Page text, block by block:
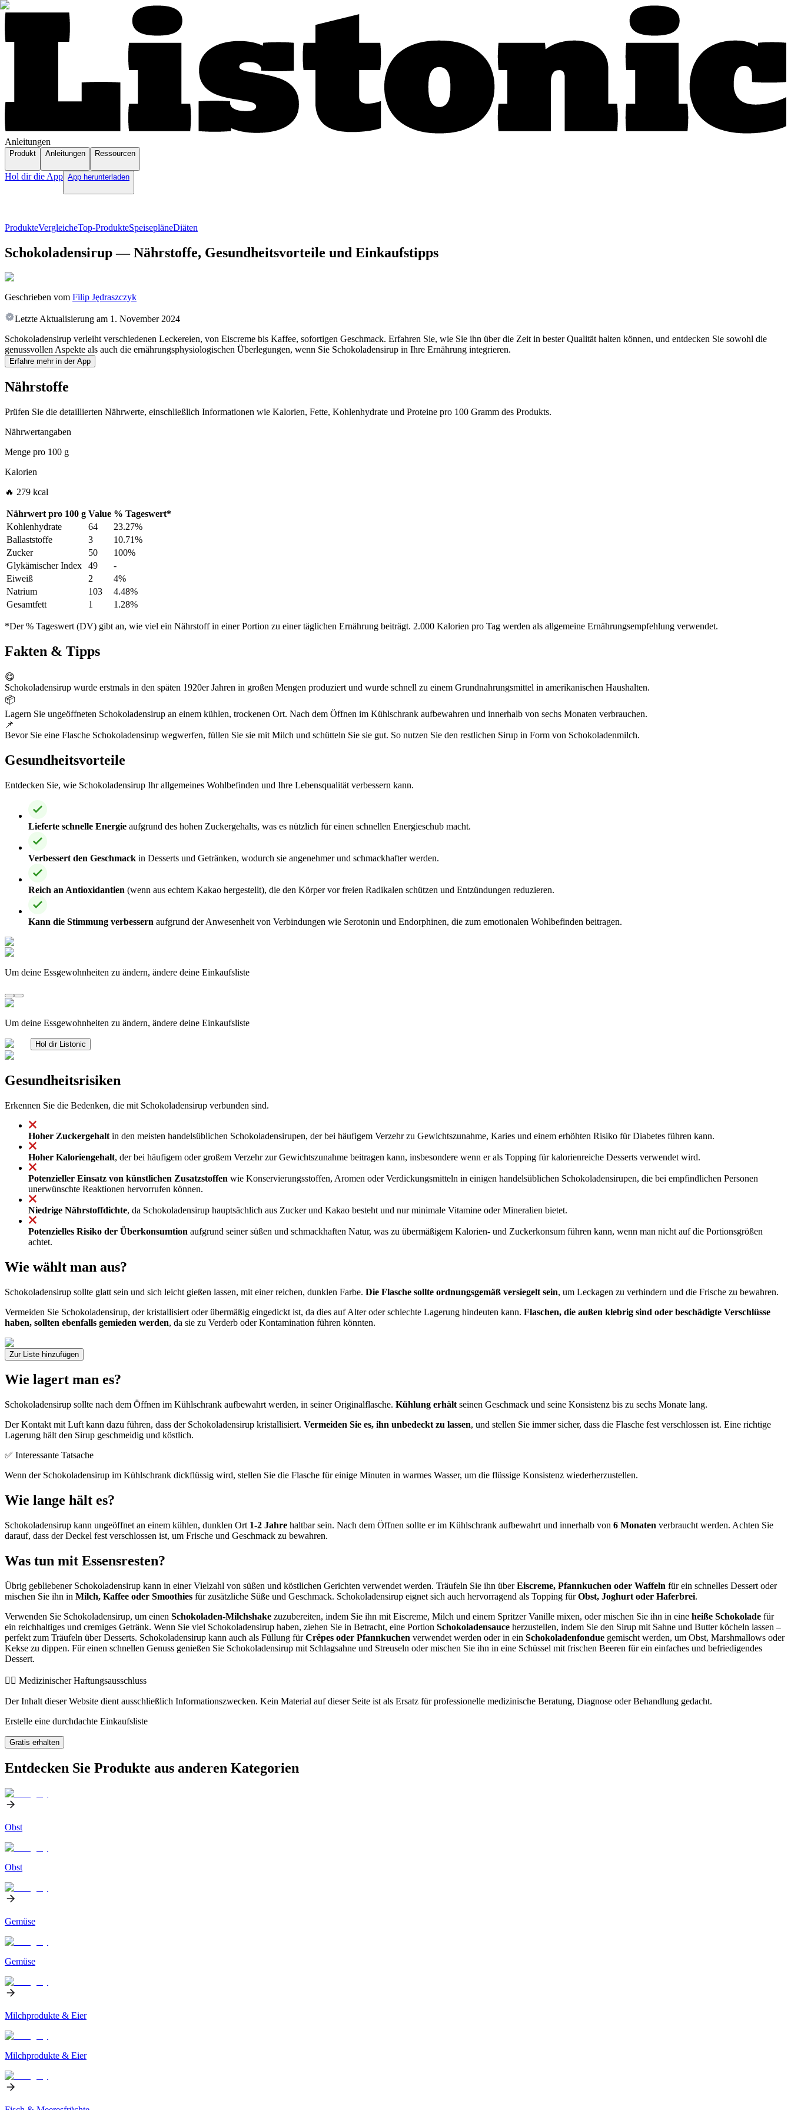
Anleitungen
Produkt Anleitungen Ressourcen
Hol dir die App App herunterladen
ProdukteVergleicheTop-ProdukteSpeisepläneDiäten
Schokoladensirup — Nährstoffe, Gesundheitsvorteile und Einkaufstipps
Geschrieben vom Filip Jędraszczyk
Letzte Aktualisierung am 1. November 2024
Schokoladensirup verleiht verschiedenen Leckereien, von Eiscreme bis Kaffee, sofortigen Geschmack. Erfahren Sie, wie Sie ihn über die Zeit in bester Qualität halten können, und entdecken Sie sowohl die
genussvollen Aspekte als auch die ernährungsphysiologischen Überlegungen, wenn Sie Schokoladensirup in Ihre Ernährung integrieren.
Erfahre mehr in der App
Nährstoffe
Prüfen Sie die detaillierten Nährwerte, einschließlich Informationen wie Kalorien, Fette, Kohlenhydrate und Proteine pro 100 Gramm des Produkts.
Nährwertangaben
Menge pro 100 g
Kalorien
🔥 279 kcal
Nährwert pro 100 g Value % Tageswert*
Kohlenhydrate
64
23.27%
Ballaststoffe
3
10.71%
Zucker
50
100%
Glykämischer Index
49
-
Eiweiß
2
4%
Natrium
103
4.48%
Gesamtfett
1 1.28%
*Der % Tageswert (DV) gibt an, wie viel ein Nährstoff in einer Portion zu einer täglichen Ernährung beiträgt. 2.000 Kalorien pro Tag werden als allgemeine Ernährungsempfehlung verwendet.
Fakten & Tipps
😋
Schokoladensirup wurde erstmals in den späten 1920er Jahren in großen Mengen produziert und wurde schnell zu einem Grundnahrungsmittel in amerikanischen Haushalten.
📦
Lagern Sie ungeöffneten Schokoladensirup an einem kühlen, trockenen Ort. Nach dem Öffnen im Kühlschrank aufbewahren und innerhalb von sechs Monaten verbrauchen.
📌
Bevor Sie eine Flasche Schokoladensirup wegwerfen, füllen Sie sie mit Milch und schütteln Sie sie gut. So nutzen Sie den restlichen Sirup in Form von Schokoladenmilch.
Gesundheitsvorteile
Entdecken Sie, wie Schokoladensirup Ihr allgemeines Wohlbefinden und Ihre Lebensqualität verbessern kann.
Lieferte schnelle Energie aufgrund des hohen Zuckergehalts, was es nützlich für einen schnellen Energieschub macht.
Verbessert den Geschmack in Desserts und Getränken, wodurch sie angenehmer und schmackhafter werden.
Reich an Antioxidantien (wenn aus echtem Kakao hergestellt), die den Körper vor freien Radikalen schützen und Entzündungen reduzieren.
Kann die Stimmung verbessern aufgrund der Anwesenheit von Verbindungen wie Serotonin und Endorphinen, die zum emotionalen Wohlbefinden beitragen.
Um deine Essgewohnheiten zu ändern, ändere deine Einkaufsliste
Um deine Essgewohnheiten zu ändern, ändere deine Einkaufsliste
Hol dir Listonic
Gesundheitsrisiken
Erkennen Sie die Bedenken, die mit Schokoladensirup verbunden sind.
Hoher Zuckergehalt in den meisten handelsüblichen Schokoladensirupen, der bei häufigem Verzehr zu Gewichtszunahme, Karies und einem erhöhten Risiko für Diabetes führen kann.
Hoher Kaloriengehalt, der bei häufigem oder großem Verzehr zur Gewichtszunahme beitragen kann, insbesondere wenn er als Topping für kalorienreiche Desserts verwendet wird.
Potenzieller Einsatz von künstlichen Zusatzstoffen wie Konservierungsstoffen, Aromen oder Verdickungsmitteln in einigen handelsüblichen Schokoladensirupen, die bei empfindlichen Personen
unerwünschte Reaktionen hervorrufen können.
Niedrige Nährstoffdichte, da Schokoladensirup hauptsächlich aus Zucker und Kakao besteht und nur minimale Vitamine oder Mineralien bietet.
Potenzielles Risiko der Überkonsumtion aufgrund seiner süßen und schmackhaften Natur, was zu übermäßigem Kalorien- und Zuckerkonsum führen kann, wenn man nicht auf die Portionsgrößen
achtet.
Wie wählt man aus?
Schokoladensirup sollte glatt sein und sich leicht gießen lassen, mit einer reichen, dunklen Farbe. Die Flasche sollte ordnungsgemäß versiegelt sein, um Leckagen zu verhindern und die Frische zu bewahren.
Vermeiden Sie Schokoladensirup, der kristallisiert oder übermäßig eingedickt ist, da dies auf Alter oder schlechte Lagerung hindeuten kann. Flaschen, die außen klebrig sind oder beschädigte Verschlüsse
haben, sollten ebenfalls gemieden werden, da sie zu Verderb oder Kontamination führen könnten.
Zur Liste hinzufügen
Wie lagert man es?
Schokoladensirup sollte nach dem Öffnen im Kühlschrank aufbewahrt werden, in seiner Originalflasche. Kühlung erhält seinen Geschmack und seine Konsistenz bis zu sechs Monate lang.
Der Kontakt mit Luft kann dazu führen, dass der Schokoladensirup kristallisiert. Vermeiden Sie es, ihn unbedeckt zu lassen, und stellen Sie immer sicher, dass die Flasche fest verschlossen ist. Eine richtige
Lagerung hält den Sirup geschmeidig und köstlich.
✅ Interessante Tatsache
Wenn der Schokoladensirup im Kühlschrank dickflüssig wird, stellen Sie die Flasche für einige Minuten in warmes Wasser, um die flüssige Konsistenz wiederherzustellen.
Wie lange hält es?
Schokoladensirup kann ungeöffnet an einem kühlen, dunklen Ort 1-2 Jahre haltbar sein. Nach dem Öffnen sollte er im Kühlschrank aufbewahrt und innerhalb von 6 Monaten verbraucht werden. Achten Sie
darauf, dass der Deckel fest verschlossen ist, um Frische und Geschmack zu bewahren.
Was tun mit Essensresten?
Übrig gebliebener Schokoladensirup kann in einer Vielzahl von süßen und köstlichen Gerichten verwendet werden. Träufeln Sie ihn überEiscreme, Pfannkuchen oder Waffeln für ein schnelles Dessert oder
mischen Sie ihn in Milch, Kaffee oder Smoothies für zusätzliche Süße und Geschmack. Schokoladensirup eignet sich auch hervorragend als Topping fürObst, Joghurt oder Haferbrei.
Verwenden Sie Schokoladensirup, um einen Schokoladen-Milchshake zuzubereiten, indem Sie ihn mit Eiscreme, Milch und einem Spritzer Vanille mixen, oder mischen Sie ihn in eine heiße Schokolade für
ein reichhaltiges und cremiges Getränk. Wenn Sie viel Schokoladensirup haben, ziehen Sie in Betracht, eine Portion Schokoladensauce herzustellen, indem Sie den Sirup mit Sahne und Butter köcheln lassen –
perfekt zum Träufeln über Desserts. Schokoladensirup kann auch als Füllung fürCrêpes oder Pfannkuchen verwendet werden oder in ein Schokoladenfondue gemischt werden, um Obst, Marshmallows oder
Kekse zu dippen. Für einen schnellen Genuss genießen Sie Schokoladensirup mit Schlagsahne und Streuseln oder mischen Sie ihn in eine Schüssel mit frischen Beeren für ein einfaches und befriedigendes
Dessert.
👨‍⚕️️ Medizinischer Haftungsausschluss
Der Inhalt dieser Website dient ausschließlich Informationszwecken. Kein Material auf dieser Seite ist als Ersatz für professionelle medizinische Beratung, Diagnose oder Behandlung gedacht.
Erstelle eine durchdachte Einkaufsliste
Gratis erhalten
Entdecken Sie Produkte aus anderen Kategorien
Obst
Obst
Gemüse
Gemüse
Milchprodukte & Eier
Milchprodukte & Eier